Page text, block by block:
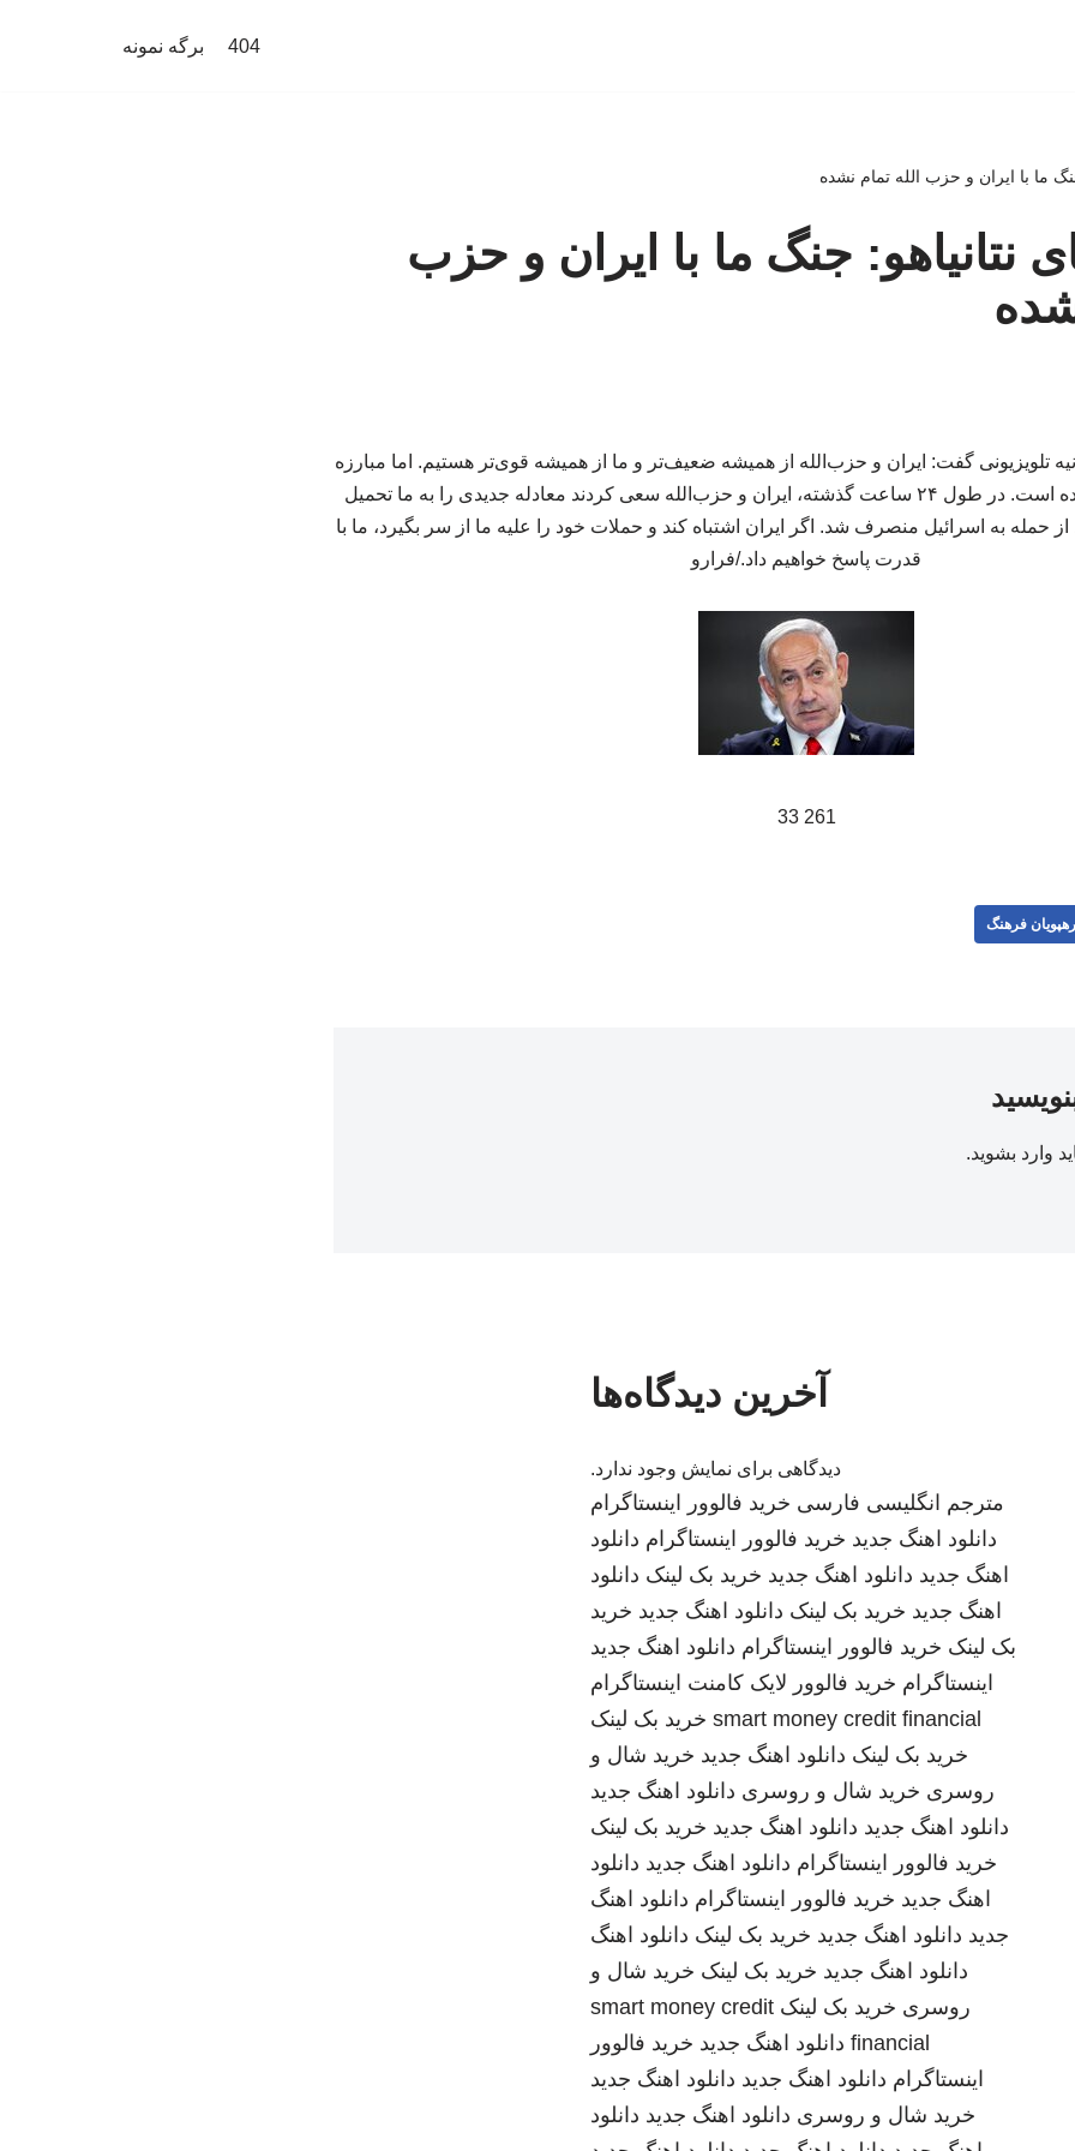
404 برگه نمونه
جنگ ما با ایران و حزب الله تمام نشده
نتانیاهو: جنگ ما با ایران و حزب
تلویزیونی گفت: ایران و حزب‌الله از همیشه ضعیف‌تر و ما از همیشه قوی‌تر هستیم. اما مبارزه
ما علیه آنها هنوز تمام نشده است. در طول ۲۴ ساعت گذشته، ایران و حزب‌الله سعی کردند معادله جدیدی را به ما تحمیل
از حمله به اسرائیل منصرف شد. اگر ایران اشتباه کند و حملات خود را علیه ما از سر بگیرد، ما با
قدرت پاسخ خواهیم داد./فرارو
261 33
رهپویان فرهنگ
وارد بشوید.
آخرین دیدگاه‌ها
دیدگاهی برای نمایش وجود ندارد.
مترجم انگلیسی فارسی خرید فالوور اینستاگرام
دانلود اهنگ جدید خرید فالوور اینستاگرام دانلود
اهنگ جدید دانلود اهنگ جدید خرید بک لینک دانلود
اهنگ جدید خرید بک لینک دانلود اهنگ جدید خرید
بک لینک خرید فالوور اینستاگرام دانلود اهنگ جدید
اینستاگرام خرید فالوور لایک کامنت اینستاگرام
smart money credit financial خرید بک لینک
خرید بک لینک دانلود اهنگ جدید خرید شال و
روسری خرید شال و روسری دانلود اهنگ جدید
دانلود اهنگ جدید دانلود اهنگ جدید خرید بک لینک
خرید فالوور اینستاگرام دانلود اهنگ جدید دانلود
اهنگ جدید خرید فالوور اینستاگرام دانلود اهنگ
جدید دانلود اهنگ جدید خرید بک لینک دانلود اهنگ
دانلود اهنگ جدید خرید بک لینک خرید شال و
روسری خرید بک لینک smart money credit
financial دانلود اهنگ جدید خرید فالوور
اینستاگرام دانلود اهنگ جدید دانلود اهنگ جدید
خرید شال و روسری دانلود اهنگ جدید دانلود